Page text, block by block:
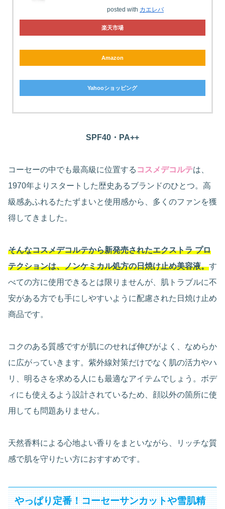
posted with カエレバ
楽天市場
Amazon
Yahooショッピング
SPF40・PA++
コーセーの中でも最高級に位置する コスメデコルテは、
1970年よりスタートした歴史あるブランドのひとつ。高
級感あふれるたたずまいと使用感から、多くのファンを獲
得してきました。
そんなコスメデコルテから新発売されたエクストラ プロ
テクションは、ノンケミカル処方の日焼け止め美容液。す
べての方に使用できるとは限りませんが、肌トラブルに不
安がある方でも手にしやすいように配慮された日焼け止め
商品です。
コクのある質感ですが肌にのせれば伸びがよく、なめらか
に広がっていきます。紫外線対策だけでなく肌の活力やハ
リ、明るさを求める人にも最適なアイテムでしょう。ボデ
ィにも使えるよう設計されているため、顔以外の箇所に使
用しても問題ありません。
天然香料による心地よい香りをまといながら、リッチな質
感で肌を守りたい方におすすめです。
やっぱり定番！コーセーサンカットや雪肌精